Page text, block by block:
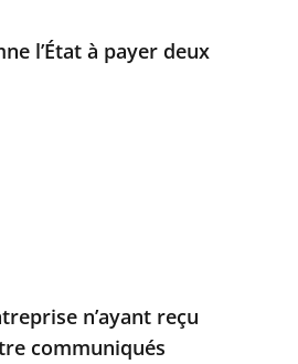
l’État à payer deux
n’ayant reçu
communiqués